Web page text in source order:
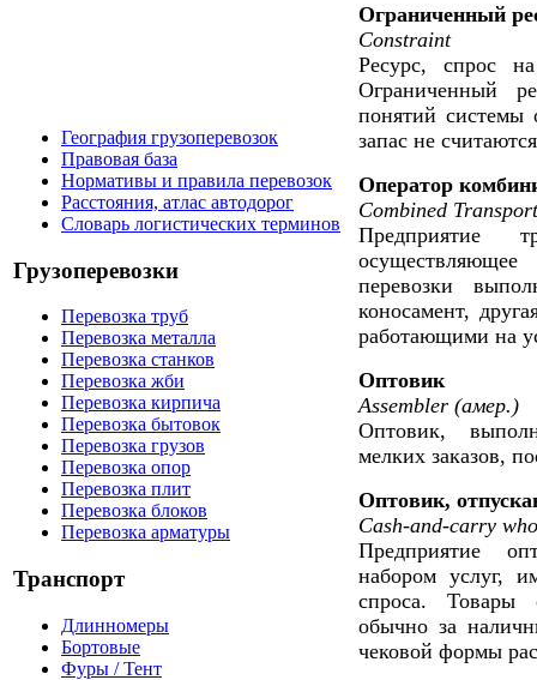
География грузоперевозок
Правовая база
Нормативы и правила перевозок
Расстояния, атлас автодорог
Словарь логистических терминов
Грузоперевозки
Перевозка труб
Перевозка металла
Перевозка станков
Перевозка жби
Перевозка кирпича
Перевозка бытовок
Перевозка грузов
Перевозка опор
Перевозка плит
Перевозка блоков
Перевозка арматуры
Транспорт
Длинномеры
Бортовые
Фуры / Тент
Ограниченный
Constraint
Ресурс, спрос
Ограниченный
понятий системы
запас не
Оператор
Combined
Предприятие
перевозки
коносамент,
работающими на
Оптовик
Assembler (амер.)
Оптовик,
мелких заказов,
Оптовик,
Cash-and-carry
Предприятие
набором услуг,
спроса. Товары
обычно за
чековой формы